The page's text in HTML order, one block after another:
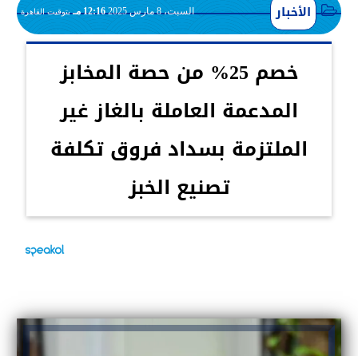
الأخبار السبت، 8 مارس 2025 12:16 مـ بتوقيت القاهرة
خصم 25% من حصة المخابز
المدعمة العاملة بالغاز غير
الملتزمة بسداد فروق تكلفة
تصنيع الخبز